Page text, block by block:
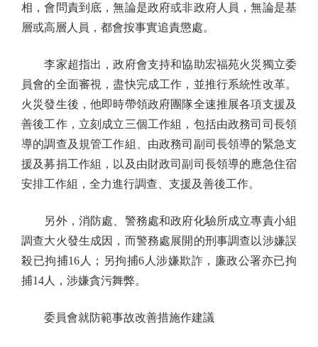
相，會問責到底，無論是政府或非政府人員，無論是基
層或高層人員，都會按事實追責懲處。
李家超指出，政府會支持和協助宏福苑火災獨立委
員會的全面審視，盡快完成工作，並推行系統性改革。
火災發生後，他即時帶領政府團隊全速推展各項支援及
善後工作，立刻成立三個工作組，包括由政務司司長領
導的調查及規管工作組、由政務司副司長領導的緊急支
援及募捐工作組，以及由財政司副司長領導的應急住宿
安排工作組，全力進行調查、支援及善後工作。
另外，消防處、警務處和政府化驗所成立專責小組
調查大火發生成因，而警務處展開的刑事調查以涉嫌誤
殺已拘捕16人；另拘捕6人涉嫌欺詐，廉政公署亦已拘
捕14人，涉嫌貪污舞弊。
委員會就防範事故改善措施作建議